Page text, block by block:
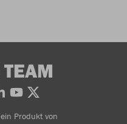
Produkt von